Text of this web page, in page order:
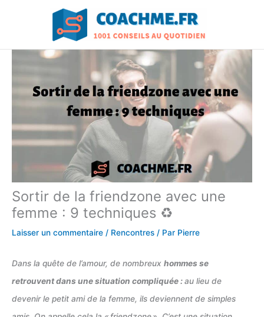
Sortir de la friendzone avec une
femme : 9 techniques ♻️
Laisser un commentaire / Rencontres / Par Pierre
Dans la quête de l’amour, de nombreux hommes se
retrouvent dans une situation compliquée :au lieu de
devenir le petit ami de la femme, ils deviennent de simples